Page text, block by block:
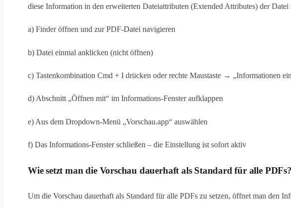
diese Information in den erweiterten Dateiattributen (Extended Attributes) der
a) Finder öffnen und zur PDF-Datei navigieren
b) Datei einmal anklicken (nicht öffnen)
c) Tastenkombination Cmd + I drücken oder rechte Maustaste → „Informationen
d) Abschnitt „Öffnen mit“ im Informations-Fenster aufklappen
e) Aus dem Dropdown-Menü „Vorschau.app“ auswählen
f) Das Informations-Fenster schließen – die Einstellung ist sofort aktiv
Wie setzt man die Vorschau dauerhaft als Standard für alle PDFs?
Um die Vorschau dauerhaft als Standard für alle PDFs zu setzen, öffnet man